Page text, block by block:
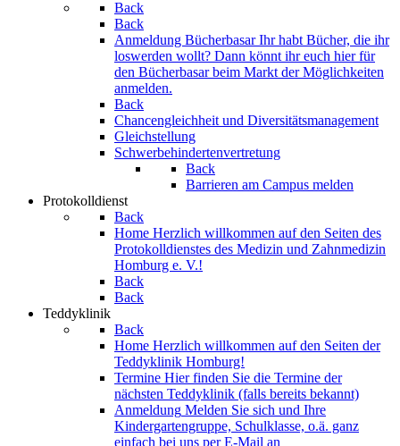
Back
Back
Anmeldung Bücherbasar Ihr habt Bücher, die ihr
loswerden wollt? Dann könnt ihr euch hier für
den Bücherbasar beim Markt der Möglichkeiten
anmelden.
Back
Chancengleichheit und Diversitätsmanagement
Gleichstellung
Schwerbehindertenvertretung
Back
Barrieren am Campus melden
Protokolldienst
Back
Home Herzlich willkommen auf den Seiten des
Protokolldienstes des Medizin und Zahnmedizin
Homburg e. V.!
Back
Back
Teddyklinik
Back
Home Herzlich willkommen auf den Seiten der
Teddyklinik Homburg!
Termine Hier finden Sie die Termine der
nächsten Teddyklinik (falls bereits bekannt)
Anmeldung Melden Sie sich und Ihre
Kindergartengruppe, Schulklasse, o.ä. ganz
einfach bei uns per E-Mail an